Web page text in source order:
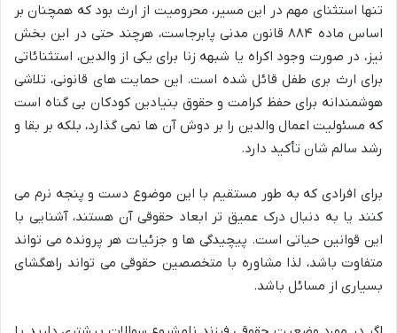
تنها استثنای مهم در این مسیر، محرومیت از ارث بود که همچنان بر
اساس ماده ۸۸۴ قانون مدنی پابرجاست، هرچند حتی در این بخش
نیز، در صورت وجود اکراه یا شبهه زنا برای یکی از والدین، استثنائاتی
برای ارث بری طفل قائل شده است. این حمایت های قانونی، تلاشی
هوشمندانه برای حفظ کرامت و حقوق بنیادین کودکان بی گناه است
که مسئولیت اعمال والدین را بر دوش آن ها نمی گذارد، بلکه بر بقا و
رشد سالم شان تأکید دارد.
برای افرادی که به طور مستقیم با این موضوع دست و پنجه نرم می
کنند یا به دنبال درک عمیق تر ابعاد حقوقی آن هستند، آشنایی با
این قوانین حیاتی است. پیچیدگی ها و جزئیات هر پرونده می تواند
متفاوت باشد، لذا مشاوره با متخصصین حقوقی می تواند راهگشای
بسیاری از مسائل باشد.